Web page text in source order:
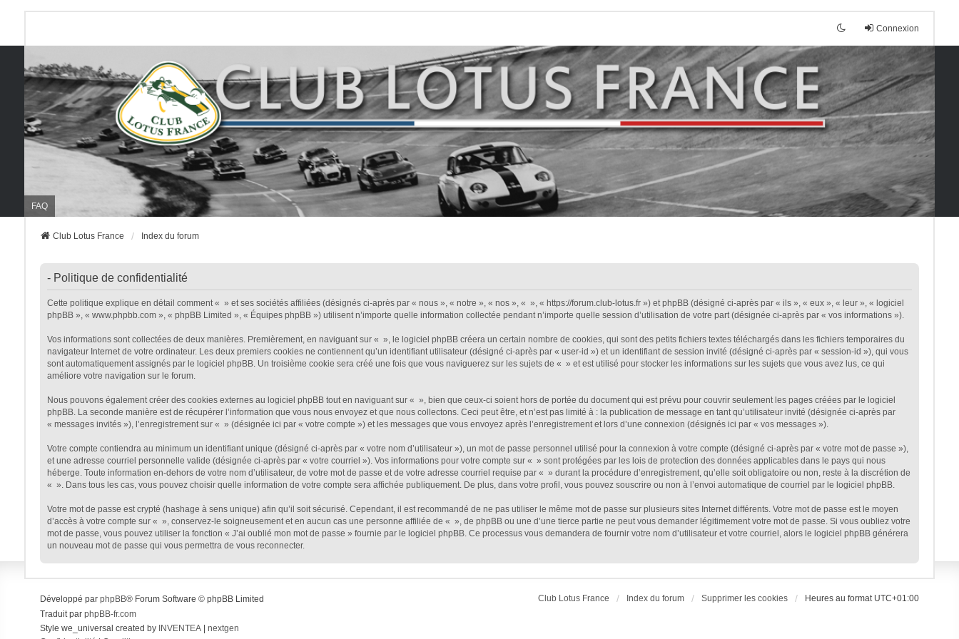
Connexion
FAQ
Club Lotus France Index du forum
- Politique de confidentialité
Cette politique explique en détail comment « » et ses sociétés affiliées (désignés ci-après par « nous », « notre », « nos », « », « https://forum.club-lotus.fr ») et phpBB (désigné ci-après par « ils », « eux », « leur », « logiciel
phpBB », « www.phpbb.com », « phpBB Limited », « Équipes phpBB ») utilisent n’importe quelle information collectée pendant n’importe quelle session d’utilisation de votre part (désignée ci-après par « vos informations »).
Vos informations sont collectées de deux manières. Premièrement, en naviguant sur « », le logiciel phpBB créera un certain nombre de cookies, qui sont des petits fichiers textes téléchargés dans les fichiers temporaires du
navigateur Internet de votre ordinateur. Les deux premiers cookies ne contiennent qu’un identifiant utilisateur (désigné ci-après par « user-id ») et un identifiant de session invité (désigné ci-après par « session-id »), qui vous
sont automatiquement assignés par le logiciel phpBB. Un troisième cookie sera créé une fois que vous naviguerez sur les sujets de « » et est utilisé pour stocker les informations sur les sujets que vous avez lus, ce qui
améliore votre navigation sur le forum.
Nous pouvons également créer des cookies externes au logiciel phpBB tout en naviguant sur « », bien que ceux-ci soient hors de portée du document qui est prévu pour couvrir seulement les pages créées par le logiciel
phpBB. La seconde manière est de récupérer l’information que vous nous envoyez et que nous collectons. Ceci peut être, et n’est pas limité à : la publication de message en tant qu’utilisateur invité (désignée ci-après par
« messages invités »), l’enregistrement sur « » (désignée ici par « votre compte ») et les messages que vous envoyez après l’enregistrement et lors d’une connexion (désignés ici par « vos messages »).
Votre compte contiendra au minimum un identifiant unique (désigné ci-après par « votre nom d’utilisateur »), un mot de passe personnel utilisé pour la connexion à votre compte (désigné ci-après par « votre mot de passe »),
et une adresse courriel personnelle valide (désignée ci-après par « votre courriel »). Vos informations pour votre compte sur « » sont protégées par les lois de protection des données applicables dans le pays qui nous
héberge. Toute information en-dehors de votre nom d’utilisateur, de votre mot de passe et de votre adresse courriel requise par « » durant la procédure d’enregistrement, qu’elle soit obligatoire ou non, reste à la discrétion de
« ». Dans tous les cas, vous pouvez choisir quelle information de votre compte sera affichée publiquement. De plus, dans votre profil, vous pouvez souscrire ou non à l’envoi automatique de courriel par le logiciel phpBB.
Votre mot de passe est crypté (hashage à sens unique) afin qu’il soit sécurisé. Cependant, il est recommandé de ne pas utiliser le même mot de passe sur plusieurs sites Internet différents. Votre mot de passe est le moyen
d’accès à votre compte sur « », conservez-le soigneusement et en aucun cas une personne affiliée de « », de phpBB ou une d’une tierce partie ne peut vous demander légitimement votre mot de passe. Si vous oubliez votre
mot de passe, vous pouvez utiliser la fonction « J’ai oublié mon mot de passe » fournie par le logiciel phpBB. Ce processus vous demandera de fournir votre nom d’utilisateur et votre courriel, alors le logiciel phpBB générera
un nouveau mot de passe qui vous permettra de vous reconnecter.
Club Lotus France Index du forum Supprimer les cookies Heures au format UTC+01:00
Développé par phpBB® Forum Software © phpBB Limited
Traduit par phpBB-fr.com
Style we_universal created by INVENTEA| nextgen